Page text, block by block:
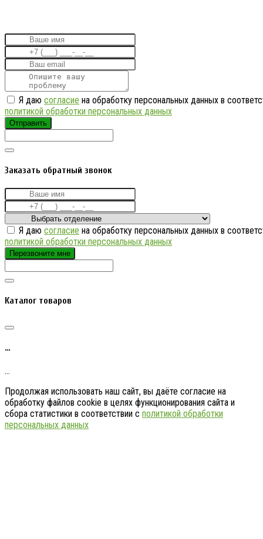
Я даю согласие на обработку персональных данных в
политикой обработки персональных данных
Отправить
Заказать обратный звонок
Я даю согласие на обработку персональных данных в
политикой обработки персональных данных
Перезвоните мне
Каталог товаров
…
…
Продолжая использовать наш сайт, вы даёте согласие на
обработку файлов cookie в целях функционирования сайта и
сбора статистики в соответствии с политикой обработки
персональных данных